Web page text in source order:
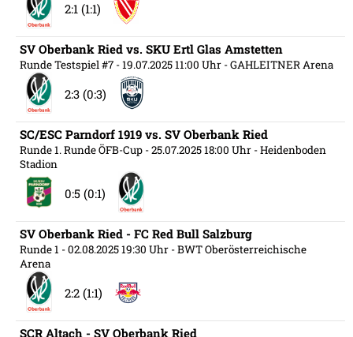
2:1 (1:1)
SV Oberbank Ried vs. SKU Ertl Glas Amstetten
Runde Testspiel #7 - 19.07.2025 11:00 Uhr - GAHLEITNER Arena
2:3 (0:3)
SC/ESC Parndorf 1919 vs. SV Oberbank Ried
Runde 1. Runde ÖFB-Cup - 25.07.2025 18:00 Uhr - Heidenboden
Stadion
0:5 (0:1)
SV Oberbank Ried - FC Red Bull Salzburg
Runde 1 - 02.08.2025 19:30 Uhr - BWT Oberösterreichische
Arena
2:2 (1:1)
SCR Altach - SV Oberbank Ried